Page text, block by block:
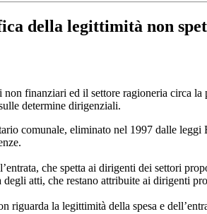
della legittimità non
finanziari ed il settore ragioneria circa
determine dirigenziali.
comunale, eliminato nel 1997 dalle
che spetta ai dirigenti dei settori
atti, che restano attribuite ai dirigenti
riguarda la legittimità della spesa e